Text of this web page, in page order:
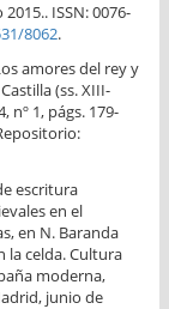
ISSN: 0076-
8062.
amores del rey y
(ss. XIII-
nº 1, págs. 179-
escritura
en el
en N. Baranda
la celda. Cultura
moderna,
junio de